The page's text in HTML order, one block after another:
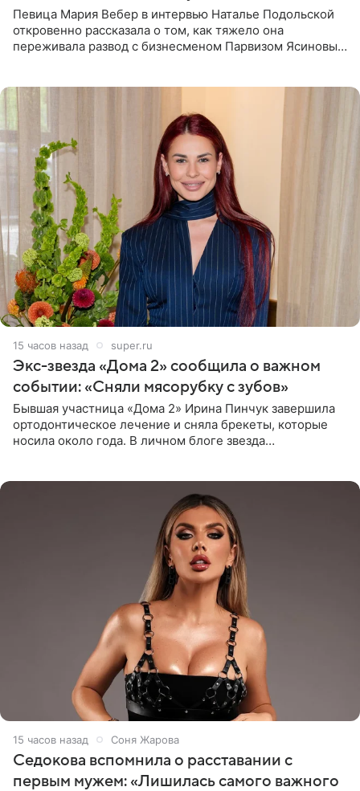
Певица Мария Вебер в интервью Наталье Подольской
откровенно рассказала о том, как тяжело она
переживала развод с бизнесменом Парвизом Ясиновым.
15 часов назад super.ru
Экс-звезда «Дома 2» сообщила о важном
событии: «Сняли мясорубку с зубов»
Бывшая участница «Дома 2» Ирина Пинчук завершила
ортодонтическое лечение и сняла брекеты, которые
носила около года. В личном блоге звезда
15 часов назад Соня Жарова
Седокова вспомнила о расставании с
первым мужем: «Лишилась самого важного